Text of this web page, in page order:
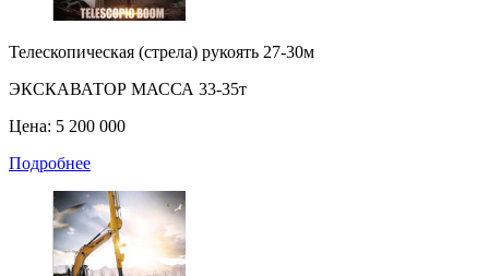
Телескопическая (стрела) рукоять 27-30м
ЭКСКАВАТОР МАССА 33-35т
Цена: 5 200 000
Подробнее